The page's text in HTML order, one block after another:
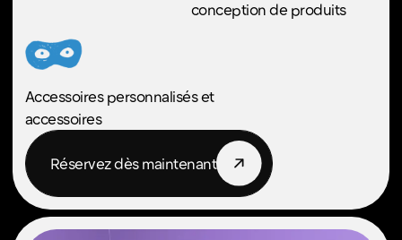
Bijoux tels que des
bracelets en cuir
Gravure de photos
Prototypage et